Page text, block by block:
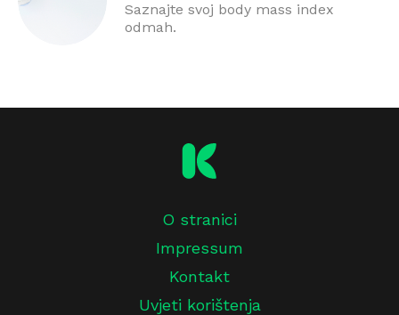
Saznajte svoj body mass index
odmah.
O stranici
Impressum
Kontakt
Uvjeti korištenja